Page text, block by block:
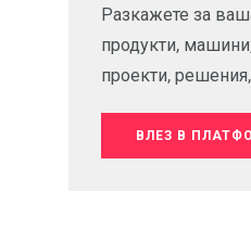
Разкажете за
продукти,
проекти,
ВЛЕЗ В